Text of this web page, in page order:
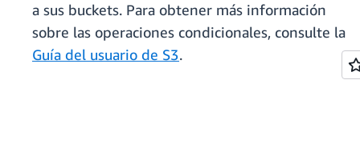
a sus buckets. Para obtener más información
sobre las operaciones condicionales, consulte la
Guía del usuario de S3.